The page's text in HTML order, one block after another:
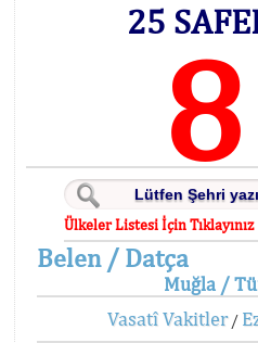
25
8
Ülkeler Listesi İçin Tıklayınız
Belen / Datça
Muğla /
Vasatî Vakitler/